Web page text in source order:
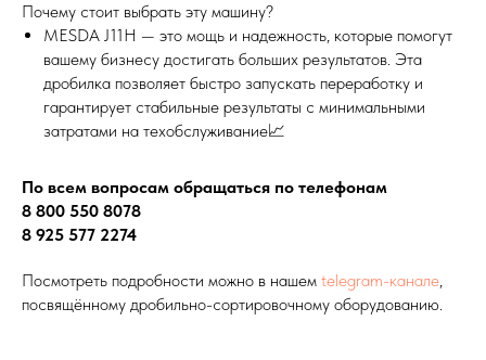
Почему стоит выбрать эту машину?
MESDA J11H — это мощь и надежность, которые помогут
вашему бизнесу достигать больших результатов. Эта
дробилка позволяет быстро запускать переработку и
гарантирует стабильные результаты с минимальными
затратами на техобслуживание📈
По всем вопросам обращаться по телефонам
8 800 550 8078
8 925 577 2274
Посмотреть подробности можно в нашем telegram-канале,
посвящённому дробильно-сортировочному оборудованию.